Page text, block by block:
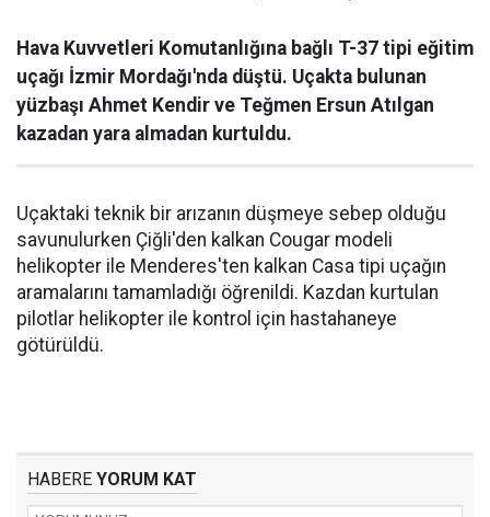
Hava Kuvvetleri Komutanlığına bağlı T-37 tipi eğitim
uçağı İzmir Mordağı'nda düştü. Uçakta bulunan
yüzbaşı Ahmet Kendir ve Teğmen Ersun Atılgan
kazadan yara almadan kurtuldu.
Uçaktaki teknik bir arızanın düşmeye sebep olduğu
savunulurken Çiğli'den kalkan Cougar modeli
helikopter ile Menderes'ten kalkan Casa tipi uçağın
aramalarını tamamladığı öğrenildi. Kazdan kurtulan
pilotlar helikopter ile kontrol için hastahaneye
götürüldü.
HABERE YORUM KAT